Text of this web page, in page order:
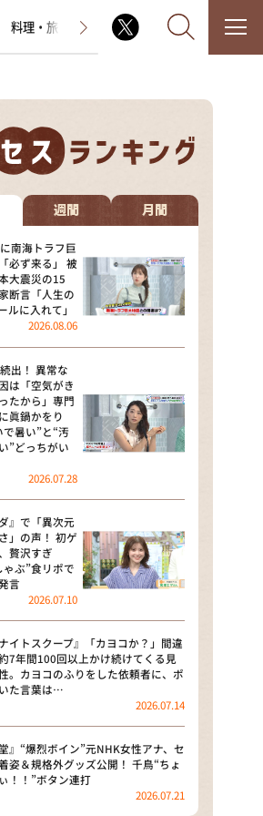
み・岡村の過ぎるTV
食堂
余談なんですけど・・・
生密着トークバラエティ！
すとものいたって真剣です
！ナイトスクープ
おかえり
＆A.B.C-Z塚田×福井アナ
んでやねん！？」（news お
り）
も台所 ～きょうの献立 何
る？～
はダイアンなり！シーズン２
！生です旅サラダ
て！ニュースライブ 正義の
タ
ＦＥ～夢のカタチ～
婚さんいらっしゃい！
ンと一軒家
山小屋本館
料理・旅 ラジオ番組 その他
週間 月間
南海トラフ巨
必ず来る」 被
大震災の15
断言「人生の
ルに入れて」
2026.08.06
出！ 異常な
は「空気がき
たから」専門
眞鍋かをり
で暑い”と“汚
”どっちがい
2026.07.28
』で「異次元
」の声！ 初ゲ
贅沢すぎ
ゃぶ”食リポで
言
2026.07.10
イトスクープ』「カヨコか？」間違
7年間100回以上かけ続けてくる見
。カヨコのふりをした依頼者に、ポ
た言葉は…
2026.07.14
』“爆烈ボイン”元NHK女性アナ、セ
姿＆規格外グッズ公開！ 千鳥“ちょ
！！”ボタン連打
2026.07.21